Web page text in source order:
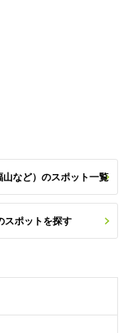
など）のスポット一覧
スポットを探す